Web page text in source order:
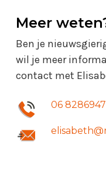
Meer
Ben je
wil je meer
contact met
06